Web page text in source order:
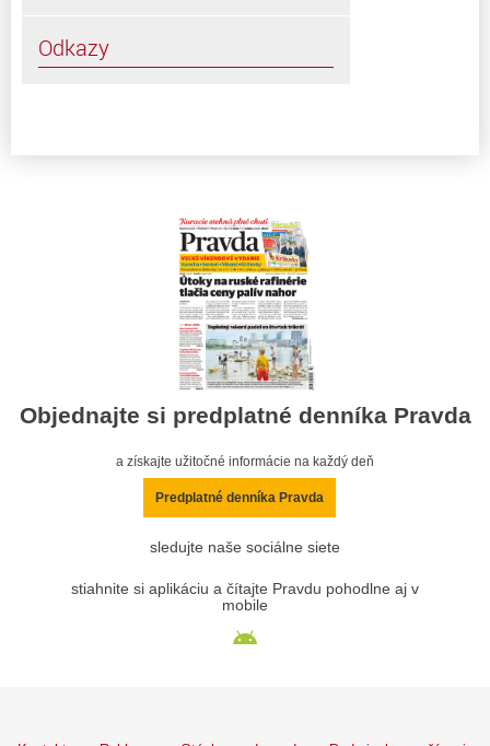
Odkazy
Objednajte si predplatné denníka Pravda
a získajte užitočné informácie na každý deň
Predplatné denníka Pravda
sledujte naše sociálne siete
stiahnite si aplikáciu a čítajte Pravdu pohodlne aj v
mobile